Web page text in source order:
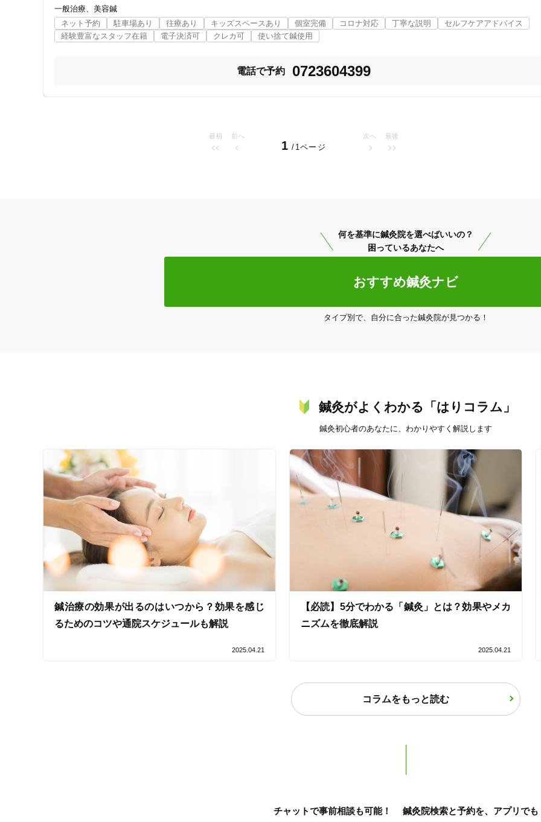
女性向けの特徴
チャットでの事前相談 カルテ共有
特典あり 保険適用の相談可 地域支援クーポン可
3 件 検索結果を見る
・３か所以上整骨院に行っても改善していない鈍い痛み、しびれ。
・【ゆがみ】【自律神経】【使い痛み】など誰にでも当てはまることを言われている。
・病院の検査で異常が分からないのに痛みがある。
『筋膜の異常』が原因となっていることが大半です。
鳳でどの治療院より、医療レベルに近い鍼灸をお約束いたします。
【鍼灸の最先端 超音波エコーガイド鍼灸～１２万件以上の施術所が見抜けない『筋膜の異常』～】
Amazon　kindleで絶賛発売中
一般治療
美容鍼
ネット予約
駐車場あり 往療あり キッズスペースあり 個室完備 コロナ対応 丁寧な説明
セルフケアアドバイス
経験豊富なスタッフ在籍
電子決済可 クレカ可 使い捨て鍼使用
電話で予約 0723604399
最初 前へ
1 /1ページ
次へ 最後
「健康にはりを見た」
何を基準に鍼灸院を選べばいいの？
困っているあなたへ
おすすめ鍼灸ナビ
タイプ別で、自分に合った鍼灸院が見つかる！
鍼灸がよくわかる「はりコラム」
鍼灸初心者のあなたに、わかりやすく解説します
鍼治療の効果が出るのはいつから？効果を感じ
るためのコツや通院スケジュールも解説
2025.04.21
【必読】5分でわかる「鍼灸」とは？効果やメカ
ニズムを徹底解説
2025.04.21
コラムをもっと読む
チャットで事前相談も可能！ 鍼灸院検索と予約を、アプリでも